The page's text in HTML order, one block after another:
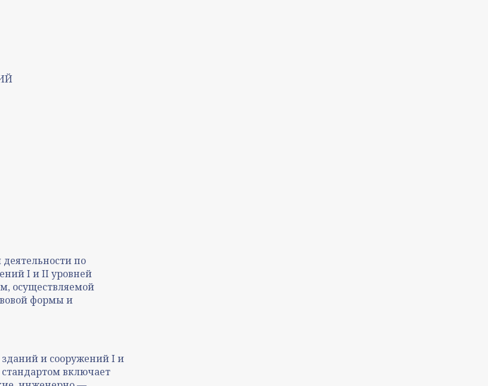
по
I и II уровней
осуществляемой
формы и
и сооружений I и
стандартом включает